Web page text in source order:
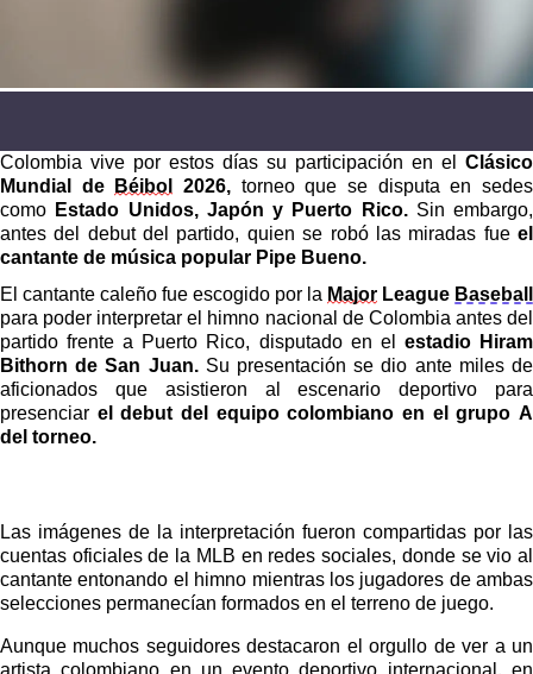
Colombia vive por estos días su participación en el Clásico
Mundial de
Béibol 2026, torneo que se disputa en sedes
como Estado Unidos, Japón y Puerto Rico. Sin embargo,
antes del debut del partido, quien se robó las miradas fueel
cantante de música popular Pipe Bueno.
El cantante caleño fue escogido por la Major League Baseball
para poder interpretar el himno nacional de Colombia antes del
partido frente a Puerto Rico, disputado en el estadio Hiram
Bithorn de San Juan.Su presentación se dio ante miles de
aficionados que asistieron al escenario deportivo para
presenciar el debut del equipo colombiano en el grupo A
del torneo.
Las imágenes de la interpretación fueron compartidas por las
cuentas oficiales de la MLB en redes sociales, donde se vio al
cantante entonando el himno mientras los jugadores de ambas
selecciones permanecían formados en el terreno de juego.
Aunque muchos seguidores destacaron el orgullo de ver a un